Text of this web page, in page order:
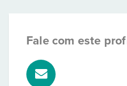
Fale com este